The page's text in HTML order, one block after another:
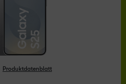
Produktdatenblatt